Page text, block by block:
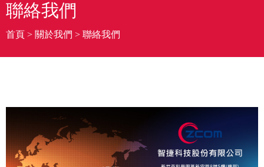
聯絡我們
首頁 > 關於我們 > 聯絡我們